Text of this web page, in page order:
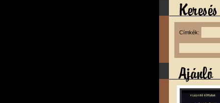
Címkék: